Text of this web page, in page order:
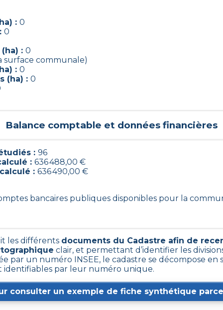
: 0
0
: 0
surface communale)
: 0
(ha) : 0
Balance comptable et données financières
: 96
: 636 488,00 €
: 636 490,00 €
bancaires publiques disponibles pour la
les différents documents du Cadastre afin de
clair, et permettant d’identifier les
par un numéro INSEE, le cadastre se décompose en
identifiables par leur numéro unique.
consulter un exemple de fiche synthétique